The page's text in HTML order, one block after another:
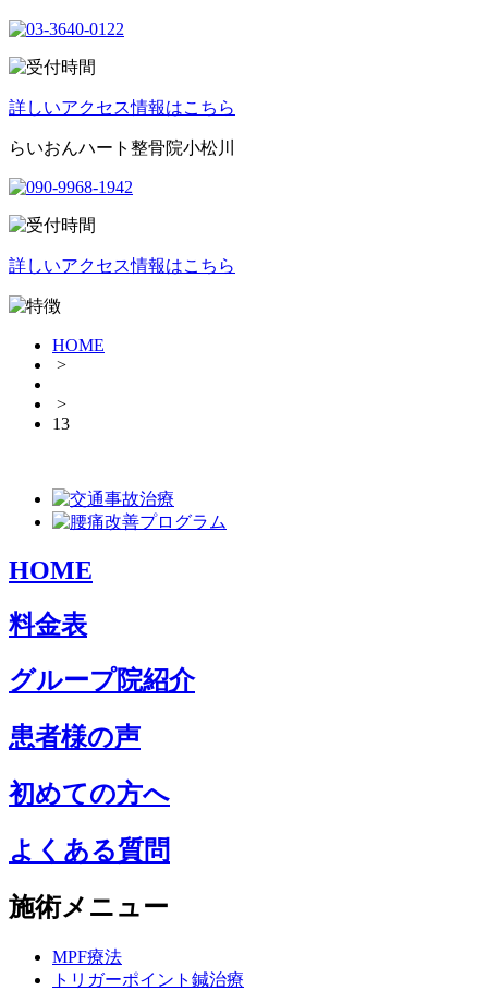
詳しいアクセス情報はこちら
らいおんハート整骨院小松川
詳しいアクセス情報はこちら
HOME
>
>
13
HOME
料金表
グループ院紹介
患者様の声
初めての方へ
よくある質問
施術メニュー
MPF療法
トリガーポイント鍼治療